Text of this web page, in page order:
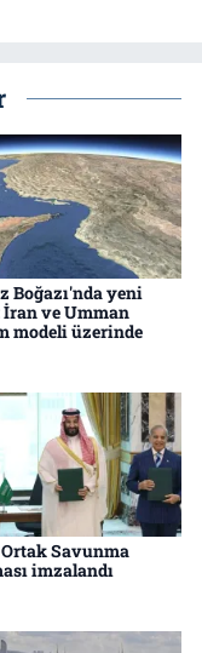
Boğazı'nda yeni
İran ve Umman
modeli üzerinde
Savunma
imzalandı